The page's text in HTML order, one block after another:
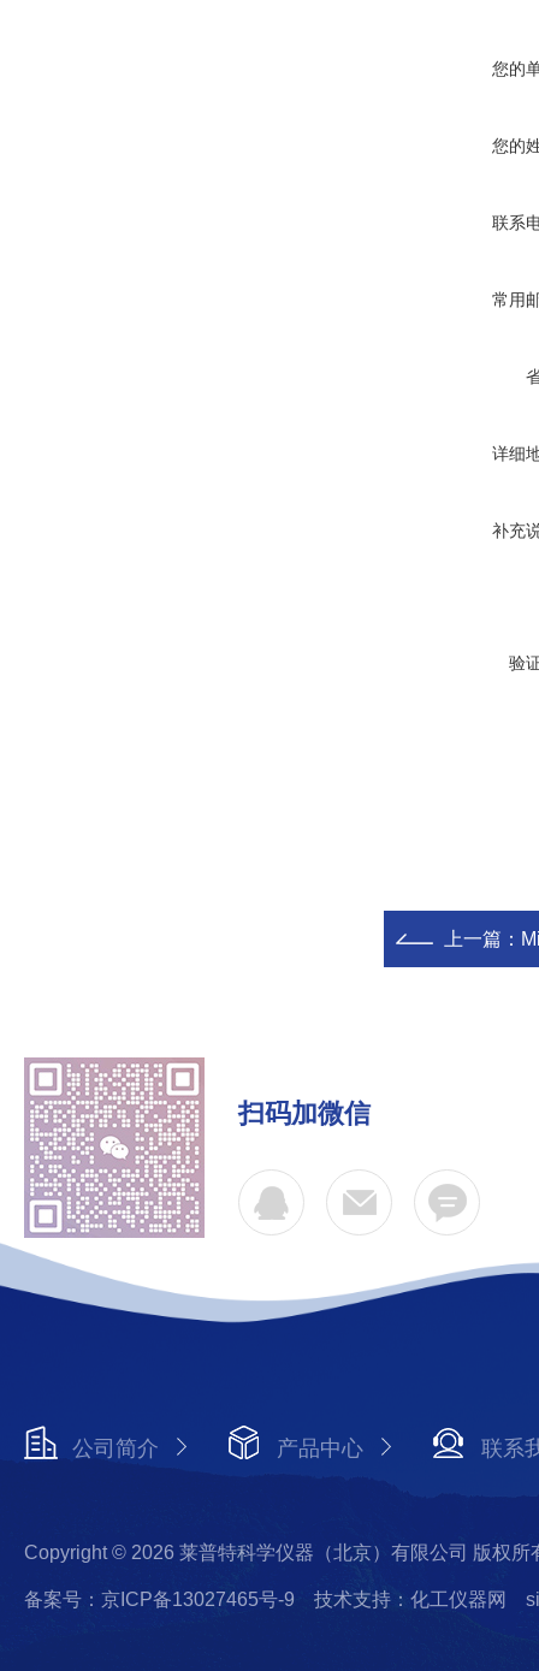
您的
您的
联系
常用
详细
补充
验
上一篇：
扫码加微信
公司简介 产品中心 联系
Copyright © 2026 莱普特科学仪器（北京）有限公司 版权所
备案号：京ICP备13027465号-9 技术支持：化工仪器网